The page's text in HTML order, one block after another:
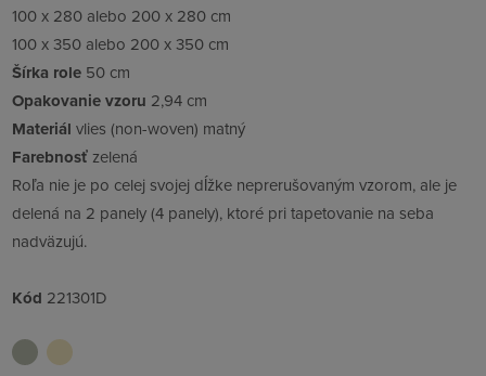
100 x 280 alebo 200 x 280 cm
100 x 350 alebo 200 x 350 cm
Šírka role 50 cm
Opakovanie vzoru 2,94 cm
Materiál vlies (non-woven) matný
Farebnosť zelená
Roľa nie je po celej svojej dĺžke neprerušovaným vzorom, ale je
delená na 2 panely (4 panely), ktoré pri tapetovanie na seba
nadväzujú.
Kód 221301D